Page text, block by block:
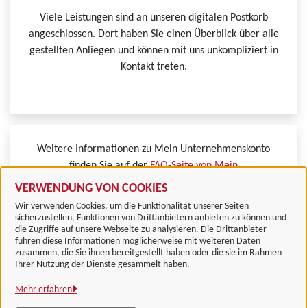
VERWENDUNG VON COOKIES
Wir verwenden Cookies, um die Funktionalität unserer Seiten
sicherzustellen, Funktionen von Drittanbietern anbieten zu können und
die Zugriffe auf unsere Webseite zu analysieren. Die Drittanbieter
führen diese Informationen möglicherweise mit weiteren Daten
zusammen, die Sie ihnen bereitgestellt haben oder die sie im Rahmen
Ihrer Nutzung der Dienste gesammelt haben.
Mehr erfahren
Viele Leistungen sind an unseren digitalen Postkorb
angeschlossen. Dort haben Sie einen Überblick über alle
gestellten Anliegen und können mit uns unkompliziert in
Kontakt treten.
Weitere Informationen zu Mein Unternehmenskonto
finden Sie auf derFAQ-Seite von Mein
Unternehmenskonto.
Landkreis Göttingen
Alle Rechte vorbehalten